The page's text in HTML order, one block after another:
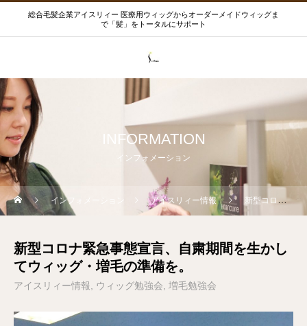
総合毛髪企業アイスリィー 医療用ウィッグからオーダーメイドウィッグま
で「髪」をトータルにサポート
INFORMATION
インフォメーション
インフォメーション アイスリィー情報 新型コロナ緊急事態宣言、自粛期間を生かしてウィッグ・増毛の準備を。
新型コロナ緊急事態宣言、自粛期間を生かし
てウィッグ・増毛の準備を。
アイスリィー情報 ウィッグ勉強会 増毛勉強会